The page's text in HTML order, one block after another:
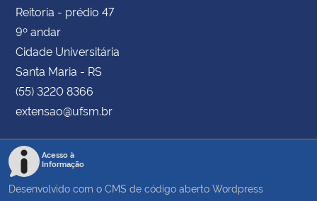
Reitoria - prédio 47
9º andar
Cidade Universitária
Santa Maria - RS
(55) 3220 8366
extensao@ufsm.br
Acesso à
Informação
Desenvolvido com o CMS de código aberto Wordpress